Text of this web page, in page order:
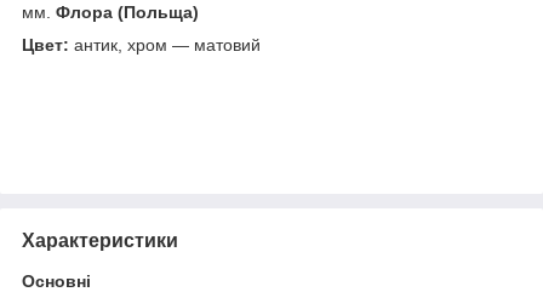
мм. Флора (Польща)
Цвет: антик, хром — матовий
Характеристики
Основні